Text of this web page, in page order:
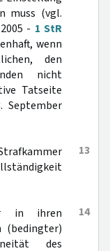
muss (vgl.
- 1 StR
wenn
den
nicht
Tatseite
September
13
14
in ihren
(bedingter)
des